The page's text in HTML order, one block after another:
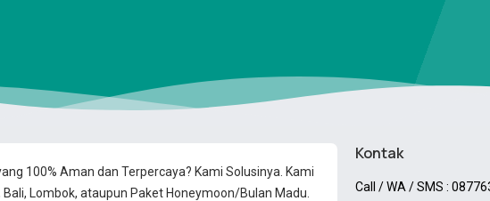
100% Aman dan Terpercaya? Kami Solusinya. Kami
Lombok, ataupun Paket Honeymoon/Bulan Madu.
Kontak
Call / WA / SMS :